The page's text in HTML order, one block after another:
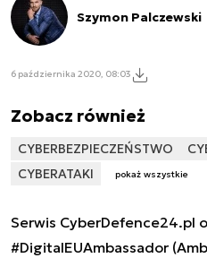
Szymon Palczewski
6 października 2020, 08:03
Zobacz również
CYBERBEZPIECZEŃSTWO
CYBERATAKI
pokaż wszystkie
Serwis CyberDefence24.pl
#DigitalEUAmbassador